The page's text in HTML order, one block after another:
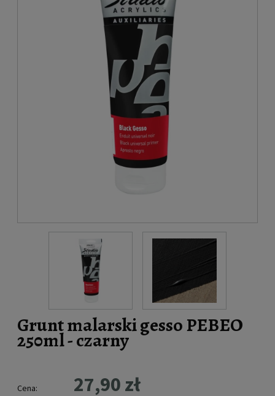
Grunt malarski gesso PEBEO
250ml - czarny
Cena: 27,90 zł